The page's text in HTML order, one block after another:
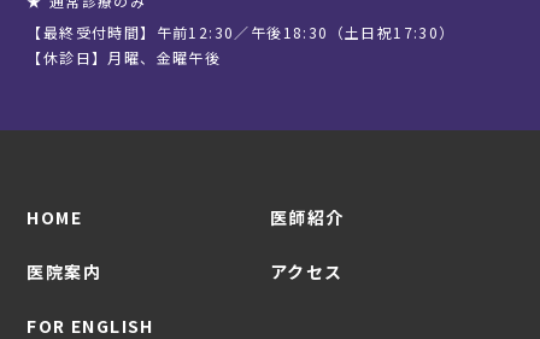
【最終受付時間】午前12:30／午後18:30（土日祝17:30）
【休診日】月曜、金曜午後
HOME 医師紹介
医院案内 アクセス
FOR ENGLISH